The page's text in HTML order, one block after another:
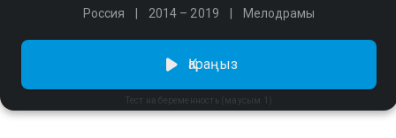
Россия
2014 – 2019 Мелодрамы
Тест на беременность (маусым 1)
Қараңыз